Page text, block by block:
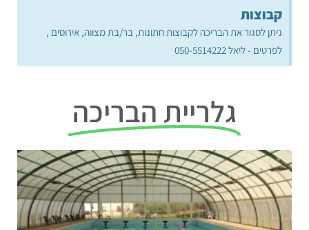
קבוצות
ניתן לסגור את הבריכה לקבוצות חתונות, בר/בת מצווה, אירוסים ,
לפרטים - ליאל 050-5514222
גלריית הבריכה